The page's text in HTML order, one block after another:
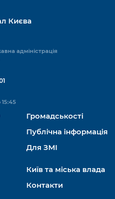
Києва
адміністрація
Громадськості
Публічна інформація
Для ЗМІ
Київ та міська влада
Контакти